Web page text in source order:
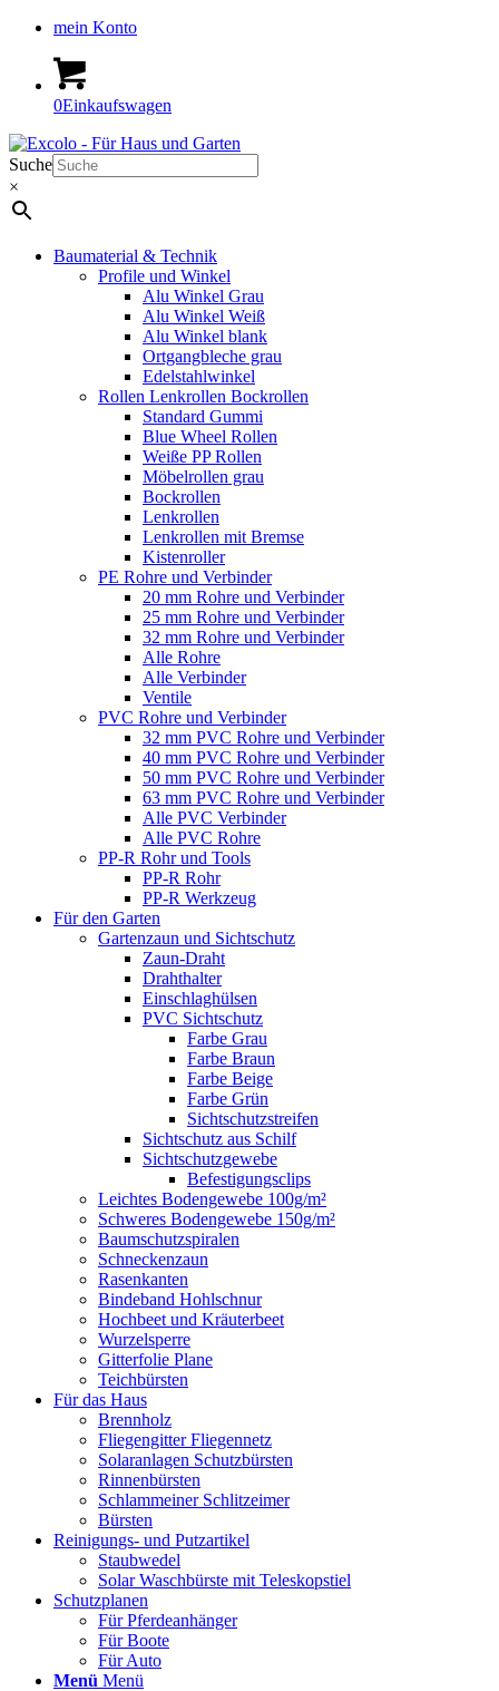
mein Konto
0Einkaufswagen
Suche
×
Baumaterial & Technik
Profile und Winkel
Alu Winkel Grau
Alu Winkel Weiß
Alu Winkel blank
Ortgangbleche grau
Edelstahlwinkel
Rollen Lenkrollen Bockrollen
Standard Gummi
Blue Wheel Rollen
Weiße PP Rollen
Möbelrollen grau
Bockrollen
Lenkrollen
Lenkrollen mit Bremse
Kistenroller
PE Rohre und Verbinder
20 mm Rohre und Verbinder
25 mm Rohre und Verbinder
32 mm Rohre und Verbinder
Alle Rohre
Alle Verbinder
Ventile
PVC Rohre und Verbinder
32 mm PVC Rohre und Verbinder
40 mm PVC Rohre und Verbinder
50 mm PVC Rohre und Verbinder
63 mm PVC Rohre und Verbinder
Alle PVC Verbinder
Alle PVC Rohre
PP-R Rohr und Tools
PP-R Rohr
PP-R Werkzeug
Für den Garten
Gartenzaun und Sichtschutz
Zaun-Draht
Drahthalter
Einschlaghülsen
PVC Sichtschutz
Farbe Grau
Farbe Braun
Farbe Beige
Farbe Grün
Sichtschutzstreifen
Sichtschutz aus Schilf
Sichtschutzgewebe
Befestigungsclips
Leichtes Bodengewebe 100g/m²
Schweres Bodengewebe 150g/m²
Baumschutzspiralen
Schneckenzaun
Rasenkanten
Bindeband Hohlschnur
Hochbeet und Kräuterbeet
Wurzelsperre
Gitterfolie Plane
Teichbürsten
Für das Haus
Brennholz
Fliegengitter Fliegennetz
Solaranlagen Schutzbürsten
Rinnenbürsten
Schlammeiner Schlitzeimer
Bürsten
Reinigungs- und Putzartikel
Staubwedel
Solar Waschbürste mit Teleskopstiel
Schutzplanen
Für Pferdeanhänger
Für Boote
Für Auto
Menü Menü